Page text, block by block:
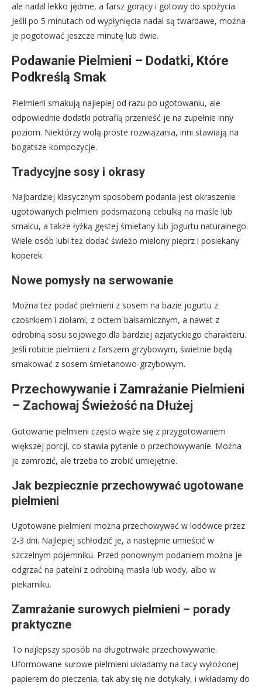
ale nadal lekko jędrne, a farsz gorący i gotowy do spożycia.
Jeśli po 5 minutach od wypłynięcia nadal są twardawe, można
je pogotować jeszcze minutę lub dwie.
Podawanie Pielmieni – Dodatki, Które
Podkreślą Smak
Pielmieni smakują najlepiej od razu po ugotowaniu, ale
odpowiednie dodatki potrafią przenieść je na zupełnie inny
poziom. Niektórzy wolą proste rozwiązania, inni stawiają na
bogatsze kompozycje.
Tradycyjne sosy i okrasy
Najbardziej klasycznym sposobem podania jest okraszenie
ugotowanych pielmieni podsmażoną cebulką na maśle lub
smalcu, a także łyżką gęstej śmietany lub jogurtu naturalnego.
Wiele osób lubi też dodać świeżo mielony pieprz i posiekany
koperek.
Nowe pomysły na serwowanie
Można też podać pielmieni z sosem na bazie jogurtu z
czosnkiem i ziołami, z octem balsamicznym, a nawet z
odrobiną sosu sojowego dla bardziej azjatyckiego charakteru.
Jeśli robicie pielmieni z farszem grzybowym, świetnie będą
smakować z sosem śmietanowo-grzybowym.
Przechowywanie i Zamrażanie Pielmieni
– Zachowaj Świeżość na Dłużej
Gotowanie pielmieni często wiąże się z przygotowaniem
większej porcji, co stawia pytanie o przechowywanie. Można
je zamrozić, ale trzeba to zrobić umiejętnie.
Jak bezpiecznie przechowywać ugotowane
pielmieni
Ugotowane pielmieni można przechowywać w lodówce przez
2-3 dni. Najlepiej schłodzić je, a następnie umieścić w
szczelnym pojemniku. Przed ponownym podaniem można je
odgrzać na patelni z odrobiną masła lub wody, albo w
piekarniku.
Zamrażanie surowych pielmieni – porady
praktyczne
To najlepszy sposób na długotrwałe przechowywanie.
Uformowane surowe pielmieni układamy na tacy wyłożonej
papierem do pieczenia, tak aby się nie dotykały, i wkładamy do